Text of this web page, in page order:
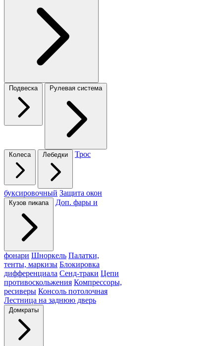
Подвеска Рулевая система
Колеса Лебедки Трос
буксировочный Защита окон
Кузов пикапа Доп. фары и
фонари Шноркель Палатки,
тенты, маркизы Блокировка
дифференциала Сенд-траки Цепи
противоскольжения Компрессоры,
ресиверы Консоль потолочная
Лестница на заднюю дверь
Домкраты